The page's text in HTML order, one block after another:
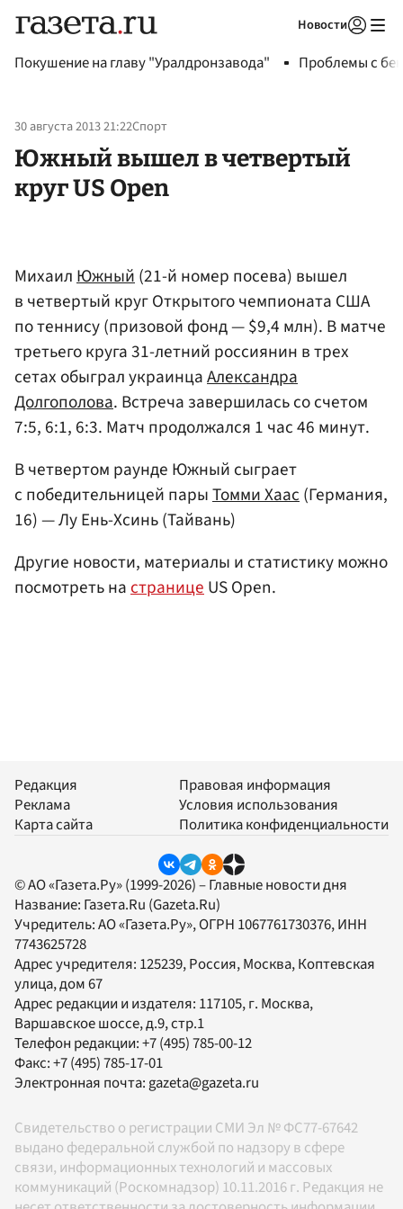
Новости
Покушение на главу "Уралдронзавода" Проблемы с
30 августа 2013 21:22Спорт
Южный вышел в четвертый
круг US Open
МихаилЮжный(21-й номер посева) вышел
в четвертый круг Открытого чемпионата США
по теннису (призовой фонд — $9,4 млн). В матче
третьего круга 31-летний россиянин в трех
сетах обыграл украинцаАлександра
Долгополова. Встреча завершилась со счетом
7:5, 6:1, 6:3. Матч продолжался 1 час 46 минут.
В четвертом раунде Южный сыграет
с победительницей парыТомми Хаас(Германия,
16) — Лу Ень-Хсинь (Тайвань)
Другие новости, материалы и статистику можно
посмотреть настраницеUS Open.
Редакция
Реклама
Карта сайта
Правовая информация
Условия использования
Политика конфиденциальности
© АО «Газета.Ру» (1999-2026) – Главные новости дня
Название: Газета.Ru (Gazeta.Ru)
Учредитель:АО «Газета.Ру», ОГРН 1067761730376, ИНН
7743625728
Адрес учредителя: 125239, Россия, Москва, Коптевская
улица, дом 67
Адрес редакции и издателя: 117105, г. Москва,
Варшавское шоссе, д.9, стр.1
Телефон редакции:+7 (495) 785-00-12
Факс:+7 (495) 785-17-01
Электронная почта: gazeta@gazeta.ru
Свидетельство о регистрации СМИ Эл № ФС77-67642
выдано федеральной службой по надзору в сфере
связи, информационных технологий и массовых
коммуникаций (Роскомнадзор) 10.11.2016 г. Редакция не